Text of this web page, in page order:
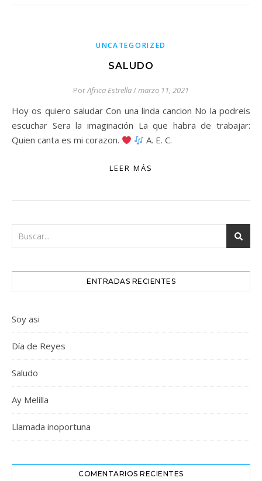
UNCATEGORIZED
SALUDO
PorAfrica Estrella/marzo 11, 2021
Hoy os quiero saludar Con una linda cancion No la podreis
escuchar Sera la imaginación La que habra de trabajar:
Quien canta es mi corazon.
A. E. C.
LEER MÁS
ENTRADAS RECIENTES
Soy asi
Día de Reyes
Saludo
Ay Melilla
Llamada inoportuna
COMENTARIOS RECIENTES